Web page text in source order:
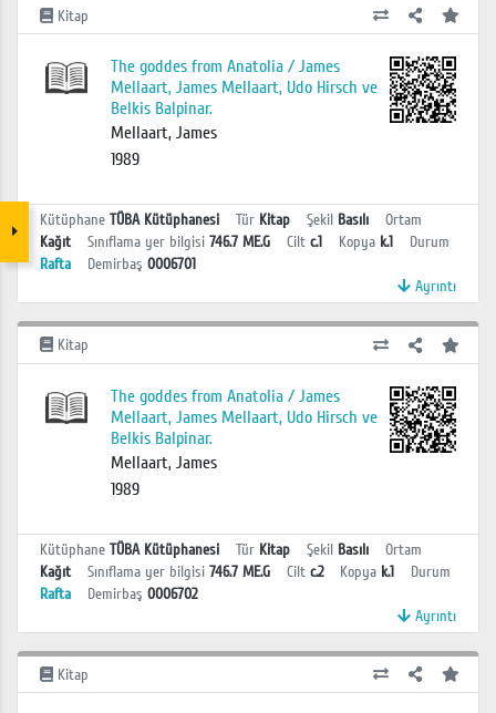
Kitap
The goddes from Anatolia / James
Mellaart, James Mellaart, Udo Hirsch ve
Belkis Balpinar.
Mellaart, James
1989
Kütüphane TÜBA Kütüphanesi Tür Kitap Şekil Basılı
Ortam
Kağıt
Sınıflama yer bilgisi 746.7 ME.G Cilt c.1 Kopya k.1
Durum
Rafta
Demirbaş 0006701
Ayrıntı
Kitap
The goddes from Anatolia / James
Mellaart, James Mellaart, Udo Hirsch ve
Belkis Balpinar.
Mellaart, James
1989
Kütüphane TÜBA Kütüphanesi Tür Kitap Şekil Basılı
Ortam
Kağıt
Sınıflama yer bilgisi 746.7 ME.G Cilt c.2 Kopya k.1
Durum
Rafta
Demirbaş 0006702
Ayrıntı
Kitap